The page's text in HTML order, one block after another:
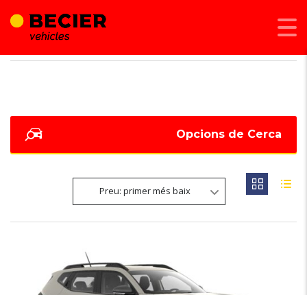
Opcions de Cerca
Preu: primer més baix